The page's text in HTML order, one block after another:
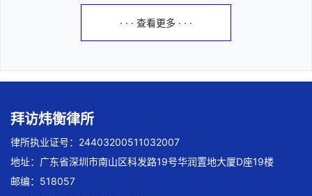
· · · 查看更多 · · ·
拜访炜衡律所
律所执业证号：24403200511032007
地址：广东省深圳市南山区科发路19号华润置地大厦D座19楼
邮编：518057